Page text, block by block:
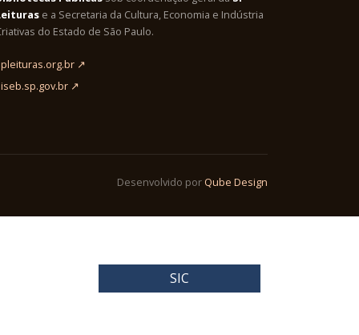
e a Secretaria da Cultura, Economia e Indústria
do Estado de São Paulo.
↗
↗
Desenvolvido por Qube Design
SIC